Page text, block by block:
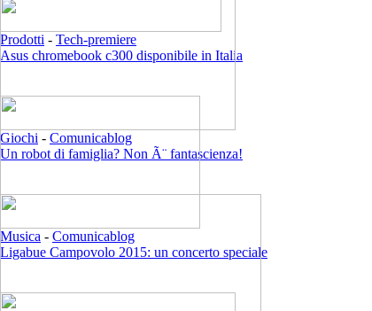
Prodotti - Tech-premiere
Asus chromebook c300 disponibile in Italia
Giochi - Comunicablog
Un robot di famiglia? Non Ã¨ fantascienza!
Musica - Comunicablog
Ligabue Campovolo 2015: un concerto speciale